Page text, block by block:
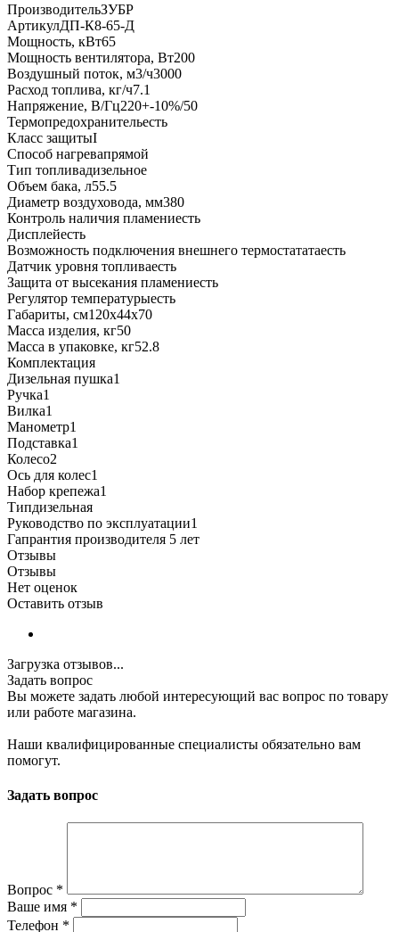
ПроизводительЗУБР
АртикулДП-К8-65-Д
Мощность, кВт65
Мощность вентилятора, Вт200
Воздушный поток, м3/ч3000
Расход топлива, кг/ч7.1
Напряжение, В/Гц220+-10%/50
Термопредохранительесть
Класс защитыI
Способ нагревапрямой
Тип топливадизельное
Объем бака, л55.5
Диаметр воздуховода, мм380
Контроль наличия пламениесть
Дисплейесть
Возможность подключения внешнего термостататаесть
Датчик уровня топливаесть
Защита от высекания пламениесть
Регулятор температурыесть
Габариты, см120х44х70
Масса изделия, кг50
Масса в упаковке, кг52.8
Комплектация
Дизельная пушка1
Ручка1
Вилка1
Манометр1
Подставка1
Колесо2
Ось для колес1
Набор крепежа1
Типдизельная
Руководство по эксплуатации1
Гапрантия производителя 5 лет
Отзывы
Отзывы
Нет оценок
Оставить отзыв
Загрузка отзывов...
Задать вопрос
Вы можете задать любой интересующий вас вопрос по товару
или работе магазина.
Наши квалифицированные специалисты обязательно вам
помогут.
Задать вопрос
Вопрос *
Ваше имя *
Телефон *